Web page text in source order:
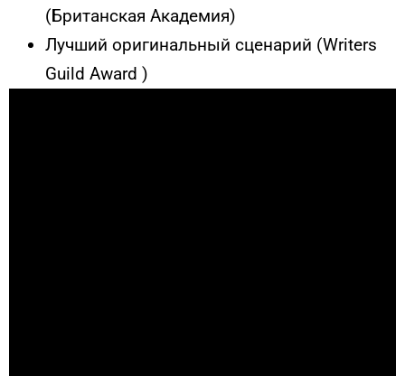
(Британская Академия)
Лучший оригинальный сценарий (Writers
Guild Award )